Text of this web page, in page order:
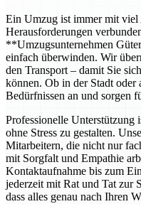
Ein Umzug ist immer mit viel
Herausforderungen
**Umzugsunternehmen
einfach überwinden. Wir
den Transport – damit Sie
können. Ob in der Stadt oder
Bedürfnissen an und sorgen
Professionelle Unterstützung
ohne Stress zu gestalten.
Mitarbeitern, die nicht nur
mit Sorgfalt und Empathie
Kontaktaufnahme bis zum
jederzeit mit Rat und Tat zur
dass alles genau nach Ihren